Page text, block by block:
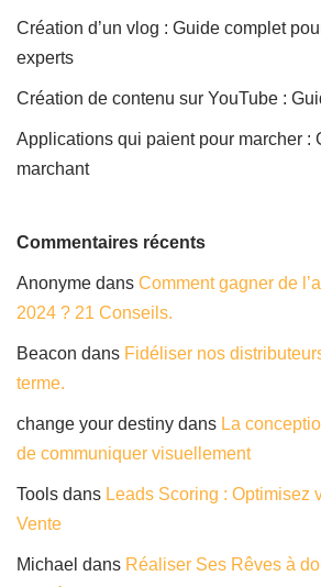
Création d’un vlog : Guide complet
experts
Création de contenu sur YouTube :
Applications qui paient pour marcher :
marchant
Commentaires récents
Anonyme dans Comment gagner de
2024 ? 21 Conseils.
Beacon dans Fidéliser nos
terme.
change your destiny dans La
de communiquer visuellement
Tools dans Leads Scoring : Optimisez
Vente
Michael dans Réaliser Ses Rêves à